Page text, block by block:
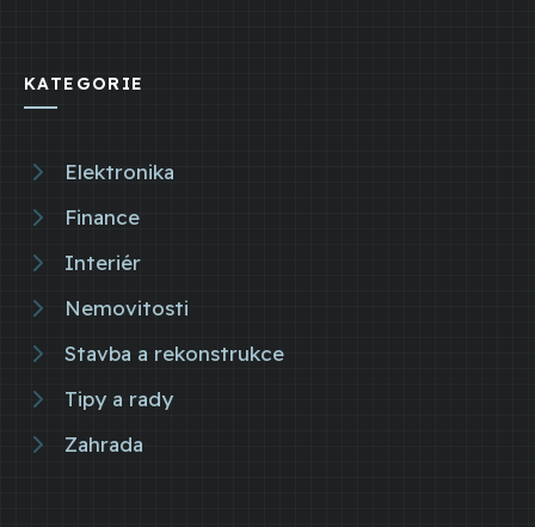
KATEGORIE
Elektronika
Finance
Interiér
Nemovitosti
Stavba a rekonstrukce
Tipy a rady
Zahrada